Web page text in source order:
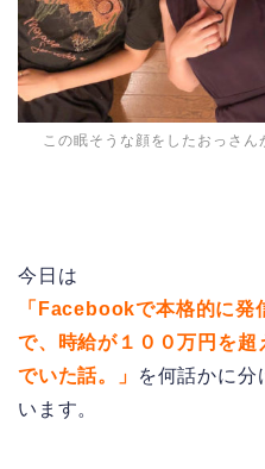
この眠そうな顔をしたおっさん
今日は
「Facebookで本格的に発
で、時給が１００万円を
でいた話。」
を何話かに分
います。